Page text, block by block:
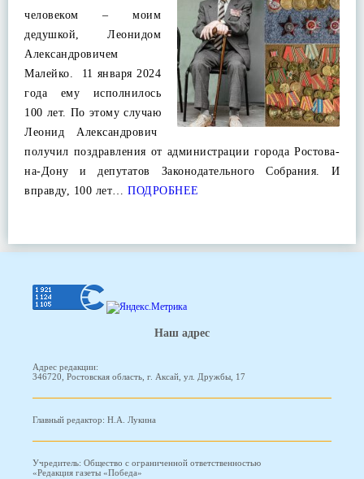
человеком – моим
дедушкой, Леонидом
Александровичем
Малейко. 11 января 2024
года ему исполнилось
100 лет. По этому случаю
Леонид Александрович
получил поздравления от администрации города Ростова-
на-Дону и депутатов Законодательного Собрания. И
вправду, 100 лет… ПОДРОБНЕЕ
Наш адрес
Адрес редакции:
346720, Ростовская область, г. Аксай, ул. Дружбы, 17
Главный редактор: Н.А. Лукина
Учредитель: Общество с ограниченной ответственностью
«Редакция газеты «Победа»